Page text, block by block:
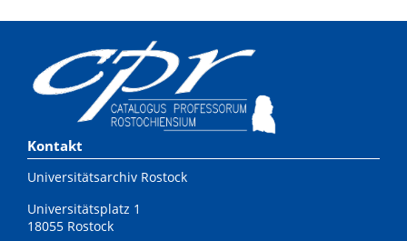
Kontakt
Universitätsarchiv Rostock
Universitätsplatz 1
18055 Rostock